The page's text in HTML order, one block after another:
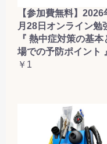
【参加費無料】2026
月28日オンライン勉
『 熱中症対策の基本
場での予防ポイント
￥1